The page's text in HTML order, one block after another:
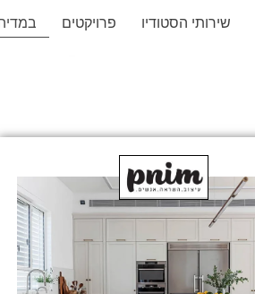
שירותי הסטודיו פרויקטים